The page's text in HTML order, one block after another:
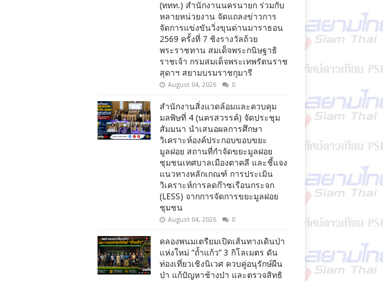
(ททท.) สำนักงานนครนายก ร่วมกับ
หลายหน่วยงาน จัดแถลงข่าวการ
จัดการแข่งขันวิ่งขุนด่านมาราธอน
2569 ครั้งที่ 7 ชิงรางวัลถ้วย
พระราชทาน สมเด็จพระกนิษฐาธิ
ราชเจ้า กรมสมเด็จพระเทพรัตนราช
สุดาฯ สยามบรมราชกุมารี
August 04, 2026 0
สำนักงานสิ่งแวดล้อมและควบคุม
มลพิษที่ 4 (นครสวรรค์) จัดประชุม
สัมมนา นำเสนอผลการศึกษา
วิเคราะห์องค์ประกอบขอบขยะ
มูลฝอย สถานที่กำจัดขยะมูลฝอย
ชุมชนเทศบาลเมืองตาคลี และชี้แจง
แนวทางหลักเกณฑ์ การประเมิน
วิเคราะห์การลดก๊าซเรือนกระจก
(LESS) จากการจัดการขยะมูลฝอย
ชุมชน
August 04, 2026 0
คลองพนมเตรียมเปิดเส้นทางเดินป่า
แห่งใหม่ “ถ้ำแก้ว” 3 กิโลเมตร ดัน
ท่องเที่ยวเชิงนิเวศ ควบคู่อนุรักษ์ผืน
ป่า แก้ปัญหาช้างป่า และตรวจสิทธิ